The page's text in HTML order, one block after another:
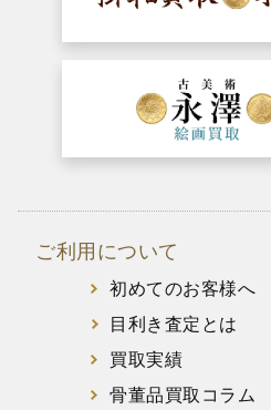
ご利用について
初めてのお客様へ
目利き査定とは
買取実績
骨董品買取コラム